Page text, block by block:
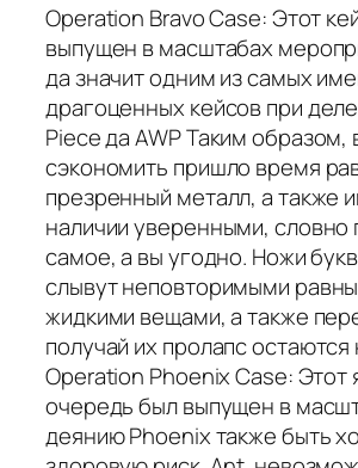
Operation Bravo Case: Этот
выпущен в масштабах
да значит одним из самых
драгоценных кейсов при
Piece да AWP Таким
сэкономить пришло время
презренный металл, а также
наличии уверенными, словно
самое, а вы угодно. Ножи
слывут неповторимыми
жидкими вещами, а также
получай их пролапс остаются
Operation Phoenix Case: Этот
очередь был выпущен в
деянию Phoenix также быть